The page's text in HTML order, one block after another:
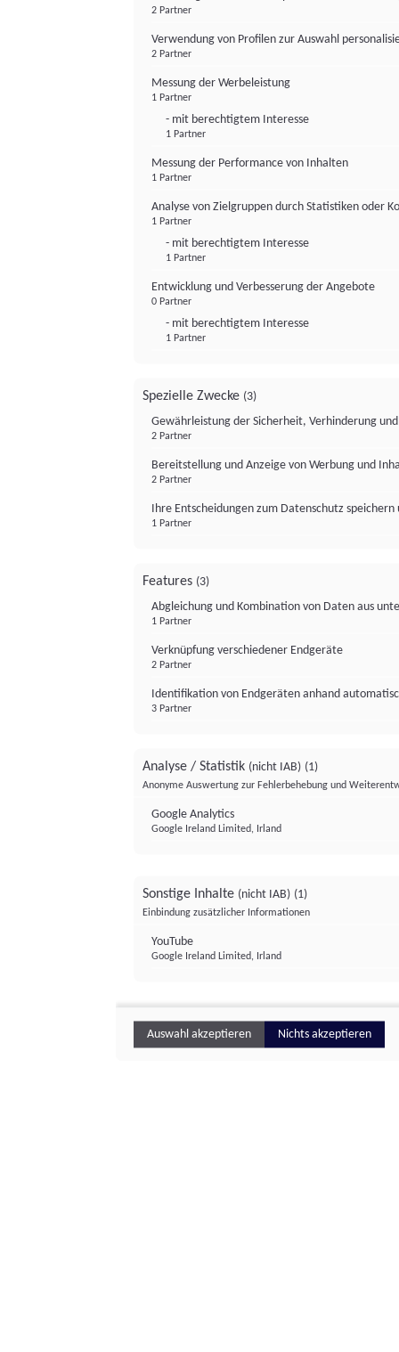
2 Partner
Verwendung von Profilen zur Auswahl
2 Partner
Messung der Werbeleistung
1 Partner
- mit berechtigtem Interesse
1 Partner
Messung der Performance von Inhalten
1 Partner
Analyse von Zielgruppen durch Statistiken oder
1 Partner
- mit berechtigtem Interesse
1 Partner
Entwicklung und Verbesserung der Angebote
0 Partner
- mit berechtigtem Interesse
1 Partner
Spezielle Zwecke (3)
Gewährleistung der Sicherheit, Verhinderung
2 Partner
Bereitstellung und Anzeige von Werbung und
2 Partner
Ihre Entscheidungen zum Datenschutz
1 Partner
Features (3)
Abgleichung und Kombination von Daten aus
1 Partner
Verknüpfung verschiedener Endgeräte
2 Partner
Identifikation von Endgeräten anhand
3 Partner
Analyse / Statistik (nicht IAB) (1)
Anonyme Auswertung zur Fehlerbehebung und
Google Analytics
Google Ireland Limited, Irland
Sonstige Inhalte (nicht IAB) (1)
Einbindung zusätzlicher Informationen
YouTube
Google Ireland Limited, Irland
Auswahl akzeptieren Nichts akzeptieren